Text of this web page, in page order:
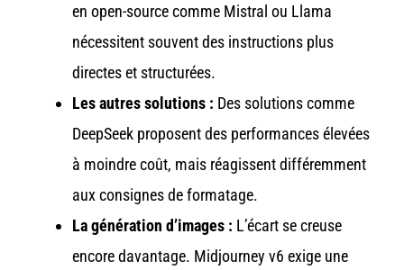
en open-source comme Mistral ou Llama
nécessitent souvent des instructions plus
directes et structurées.
Les autres solutions : Des solutions comme
DeepSeek proposent des performances élevées
à moindre coût, mais réagissent différemment
aux consignes de formatage.
La génération d’images : L’écart se creuse
encore davantage. Midjourney v6 exige une